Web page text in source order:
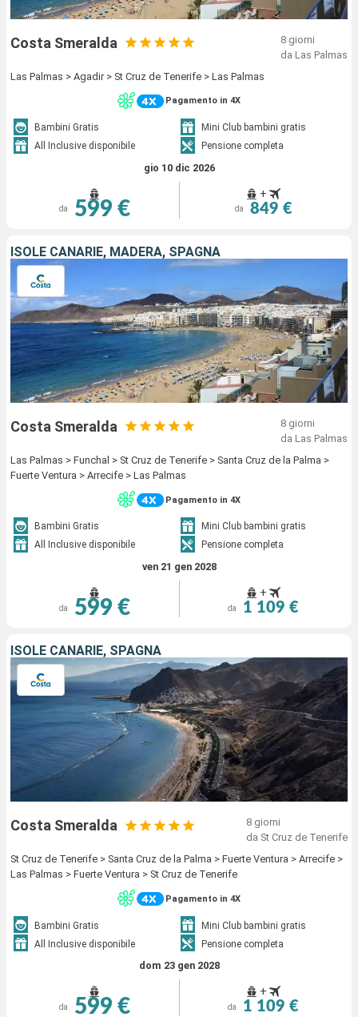
Costa Smeralda
8 giorni
da Las Palmas
Las Palmas > Agadir > St Cruz de Tenerife > Las Palmas
Pagamento in 4X
Bambini Gratis
Mini Club bambini gratis
All Inclusive disponibile
Pensione completa
gio 10 dic 2026
da 599 €
+
da 849 €
ISOLE CANARIE, MADERA, SPAGNA
Costa Smeralda
8 giorni
da Las Palmas
Las Palmas > Funchal > St Cruz de Tenerife > Santa Cruz de la Palma >
Fuerte Ventura > Arrecife > Las Palmas
Pagamento in 4X
Bambini Gratis
Mini Club bambini gratis
All Inclusive disponibile
Pensione completa
ven 21 gen 2028
da 599 €
+
da 1 109 €
ISOLE CANARIE, SPAGNA
Costa Smeralda
8 giorni
da St Cruz de Tenerife
St Cruz de Tenerife > Santa Cruz de la Palma > Fuerte Ventura > Arrecife >
Las Palmas > Fuerte Ventura > St Cruz de Tenerife
Pagamento in 4X
Bambini Gratis
Mini Club bambini gratis
All Inclusive disponibile
Pensione completa
dom 23 gen 2028
da 599 €
+
da 1 109 €